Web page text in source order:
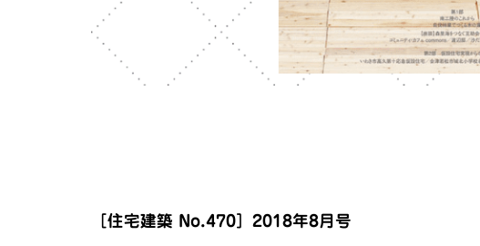
［住宅建築 No.470］2018年8月号